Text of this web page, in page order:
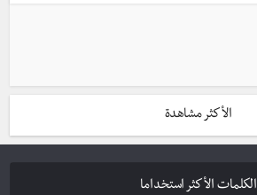
الأكثر مشاهدة
الكلمات الأكثر استخداما